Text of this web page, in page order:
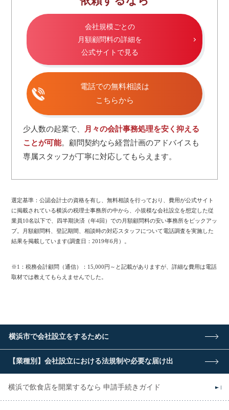
会社規模ごとの
月額顧問料の詳細を
公式サイトで見る
電話での無料相談は
こちらから
少人数の起業で、
月々の会計事務処理を安く抑える
ことが可能。顧問契約なら経営計画のアドバイスも
専属スタッフが丁寧に対応してもらえます。
選定基準：公認会計士の資格を有し、無料相談を行っており、費用が公式サイト
に掲載されている横浜の税理士事務所の中から、小規模な会社設立を想定した従
業員10名以下で、四半期決済（年4回）での月額顧問料の安い事務所をピックアッ
プ。月額顧問料、登記期間、相談時の対応スタッフについて電話調査を実施した
結果を掲載しています(調査日：2019年6月）。
※1：税務会計顧問（通信）：15,000円～と記載がありますが、詳細な費用は電話
取材では教えてもらえませんでした。
横浜市で会社設立をするために
【業種別】会社設立における法規制や必要な届け出
横浜で飲食店を開業するなら 申請手続きガイド